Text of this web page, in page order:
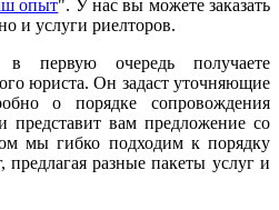
опыт". У нас вы можете заказать
и услуги риелторов.
очередь получаете
юриста. Он задаст уточняющие
о порядке сопровождения
представит вам предложение со
мы гибко подходим к порядку
разные пакеты услуг и